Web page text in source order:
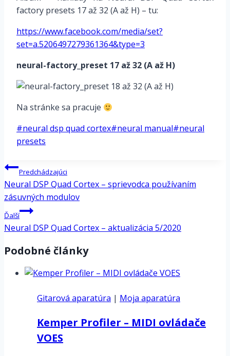
factory presets 17 až 32 (A až H) – tu:
https://www.facebook.com/media/set?
set=a.5206497279361364&type=3
neural-factory_preset 17 až 32 (A až H)
Na stránke sa pracuje
Post
Tags:
#neural dsp quad cortex#neural manual#neural
presets
Navigácia
v
článku
Predchádzajúci
Neural DSP Quad Cortex – sprievodca používaním
zásuvných modulov
Ďalší
Neural DSP Quad Cortex – aktualizácia 5/2020
Podobné články
Gitarová aparatúra | Moja aparatúra
Kemper Profiler – MIDI ovládače
VOES